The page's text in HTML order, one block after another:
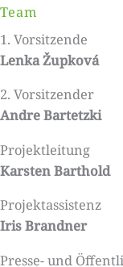
Team
1. Vorsitzende
Lenka Župková
2. Vorsitzender
Andre Bartetzki
Projektleitung
Karsten Barthold
Projektassistenz
Iris Brandner
Presse- und